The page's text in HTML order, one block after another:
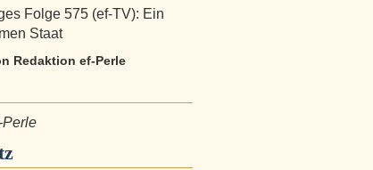
Folge 575 (ef-TV): Ein
Staat
Redaktion ef-Perle